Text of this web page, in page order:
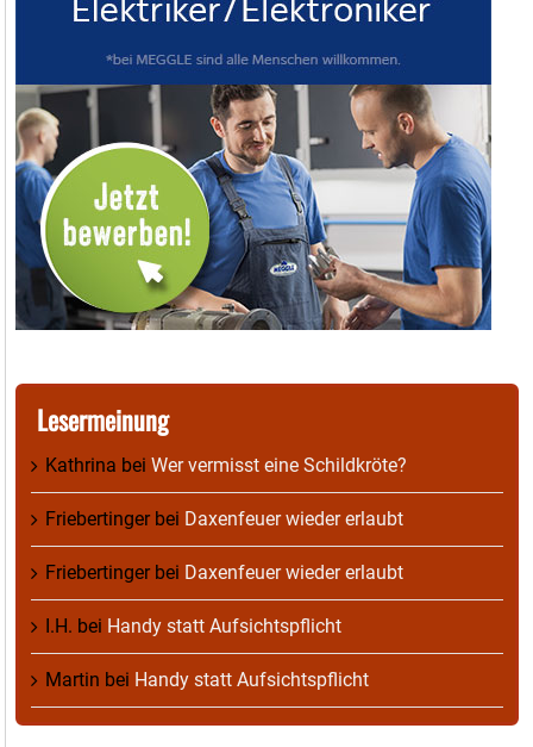
Lesermeinung
Kathrina bei Wer vermisst eine Schildkröte?
Friebertingerbei Daxenfeuer wieder erlaubt
Friebertingerbei Daxenfeuer wieder erlaubt
I.H. bei Handy statt Aufsichtspflicht
Martin bei Handy statt Aufsichtspflicht